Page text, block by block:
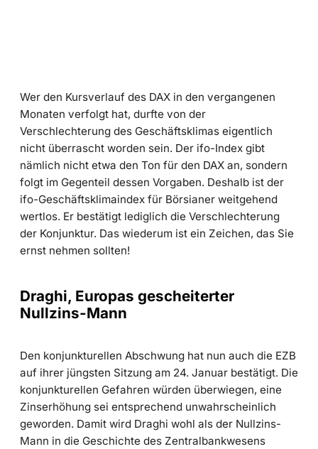
Wer den Kursverlauf des DAX in den vergangenen
Monaten verfolgt hat, durfte von der
Verschlechterung des Geschäftsklimas eigentlich
nicht überrascht worden sein. Der ifo-Index gibt
nämlich nicht etwa den Ton für den DAX an, sondern
folgt im Gegenteil dessen Vorgaben. Deshalb ist der
ifo-Geschäftsklimaindex für Börsianer weitgehend
wertlos. Er bestätigt lediglich die Verschlechterung
der Konjunktur. Das wiederum ist ein Zeichen, das Sie
ernst nehmen sollten!
Draghi, Europas gescheiterter
Nullzins-Mann
Den konjunkturellen Abschwung hat nun auch die EZB
auf ihrer jüngsten Sitzung am 24. Januar bestätigt. Die
konjunkturellen Gefahren würden überwiegen, eine
Zinserhöhung sei entsprechend unwahrscheinlich
geworden. Damit wird Draghi wohl als der Nullzins-
Mann in die Geschichte des Zentralbankwesens